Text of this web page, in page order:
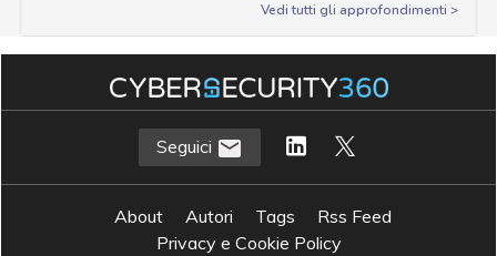
Vedi tutti gli approfondimenti >
Seguici
About Autori Tags
Rss Feed
Privacy e Cookie Policy